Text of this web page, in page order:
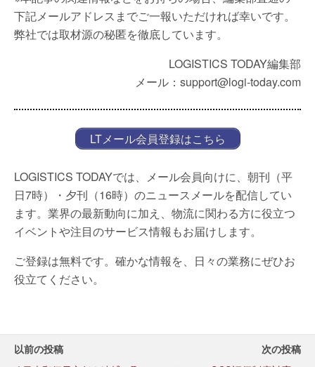
下記メールアドレスまでご一報いただければ幸いです。
弊社では取材源の秘匿を徹底しています。
LOGISTICS TODAY編集部
メール：support@logi-today.com
LTメール会員登録はこちら
LOGISTICS TODAYでは、メール会員向けに、朝刊（平
日7時）・夕刊（16時）のニュースメールを配信してい
ます。業界の最新動向に加え、物流に関わる方に役立つ
イベントや注目のサービス情報もお届けします。
ご登録は無料です。確かな情報を、日々の業務にぜひお
役立てください。
以前の投稿 次の投稿